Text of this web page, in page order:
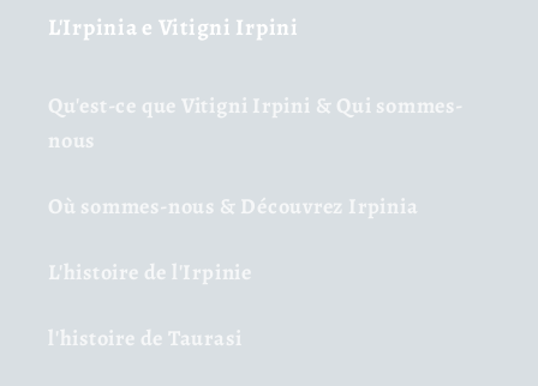
L'Irpinia e Vitigni Irpini
Qu'est-ce que Vitigni Irpini & Qui sommes-
nous
Où sommes-nous & Découvrez Irpinia
L'histoire de l'Irpinie
l'histoire de Taurasi